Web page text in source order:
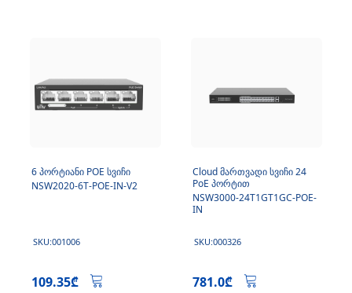
6 პორტიანი POE სვიჩი
NSW2020-6T-POE-IN-V2
SKU:001006
109.35₾
Cloud მართვადი სვიჩი 24
PoЕ პორტით
NSW3000-24T1GT1GC-POE-
IN
SKU:000326
781.0₾